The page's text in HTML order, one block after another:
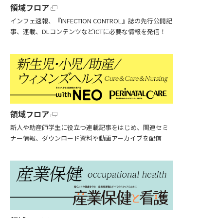
領域フロア
インフェ速報、『INFECTION CONTROL』誌の先行公開記
事、連載、DLコンテンツなどICTに必要な情報を発信！
領域フロア
新人や助産師学生に役立つ連載記事をはじめ、関連セミ
ナー情報、ダウンロード資料や動画アーカイブを配信